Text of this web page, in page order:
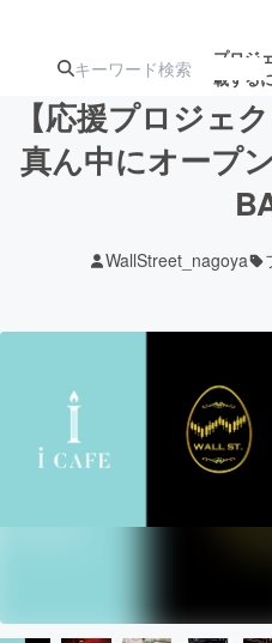
プロジ
載する
注目の新着
テクノロジー・ガジ
映像・映画
【応援プロジェ
真ん中にオープ
WallStreet_nagoya